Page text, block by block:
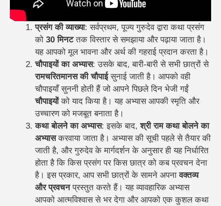
प्रसंग की व्याख्या: सर्वप्रथम, पूज्य गुरुदेव द्वारा कथा प्रसंग
को 30 मिनटतक विस्तार से समझाया और पढ़ाया जाता है।
यह आपको मूल भावना और अर्थ की गहराई प्रदान करता है।
चौपाइयों का अभ्यास: उसके बाद, बारी-बारी से सभी छात्रों से
रामचरितमानस की चौपाईसुनाई जाती है। आपको वही
चौपाइयाँ सुननी होती हैं जो आपने पिछले दिन भेजी गईं
चौपाइयोंको याद किया है। यह अभ्यास आपकी स्मृति और
उच्चारण को मजबूत बनाता है।
कथा बोलने का अभ्यास: इसके बाद,श्री राम कथा बोलने का
अभ्यासकरवाया जाता है। अभ्यास की सूची पहले से तैयार की
जाती है, और गुरुदेव के मार्गदर्शन के अनुसार ही यह निर्धारित
होता है कि किस प्रसंग पर किस छात्र को कब प्रवचन देना
है। इस प्रकार, आप सभी छात्रों के सामने अपनावक्तव्य
और प्रवचनप्रस्तुत करते हैं। यह व्यावहारिक अभ्यास
आपको आत्मविश्वास से भर देगा और आपको एक कुशल कथा